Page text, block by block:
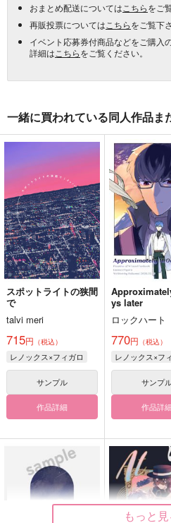
おまとめ配送については こちらをご
再販投票については こちらをご覧下
イベント応募券付商品などをご購入
詳細は こちらをご覧ください。
一緒に買われている同人作品ま
スポットライトの狭間
で
talvi meri
715円 （税込）
レノックス×フィガロ
サンプル
作品詳細
ys later
ロックハート
770円 （税込）
レノックス×フ
サンプ
作品詳細
もっと見